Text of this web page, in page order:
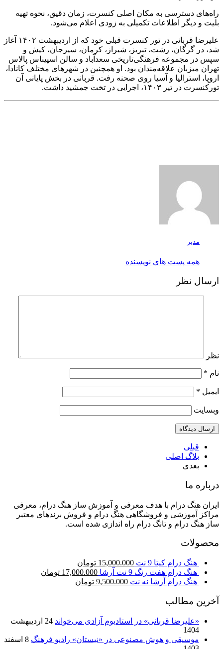
راه‌های دسترسی به مکان اصلی کنسرت، زمان دقیق، نحوه تهیه
بلیت و دیگر اطلاعات تکمیلی به زودی اعلام می‌شود.
علیرضا قربانی در تور کنسرت‌ قبلی خود که از اردیبهشت ۱۴۰۲ آغاز
شد، در گرگان، رشت، تبریز، شیراز، کرمان، سیرجان، کیش و
سپس در مجموعه فرهنگی‌تاریخی سعدآباد و سالن اسپیناس پالاس
تهران میزبان علاقه‌مندان بود. او همچنین در شهرهای مختلف کانادا،
اروپا، استرالیا و آسیا روی صحنه رفت. قربانی در بخش پایانی آن
تورکنسرت در تیر ۱۴۰۳، اجرایی در تخت جمشید داشت.
مدیر
همه پست های نویسنده
ارسال نظر
نظر
نام *
ایمیل *
وبسایت
قبلی
بلاگ اصلی
بعدی
درباره ما
ایران هنگ درام با هدف معرفی و آموزش ساز هنگ درام، معرفی
مراکز آموزشی و فروشگاهی هنگ درام و فروش برندهای معتبر
ساز هنگ درام و تانگ درام راه اندازی شده است.
محصولات
هنگ درام کیتا 9 نت 15,000.000 تومان
هنگ درام هفت رنگ 9 نت آرشا
17,000.000 تومان
هنگ درام آرشا نه نت 9,500.000 تومان
آخرین مطالب
«علیرضا قربانی» در استادیوم آزادی می‌خواند
24 اردیبهشت
1404
موسیقی و هوش مصنوعی در «نیستان» رادیو فرهنگ
8 اسفند